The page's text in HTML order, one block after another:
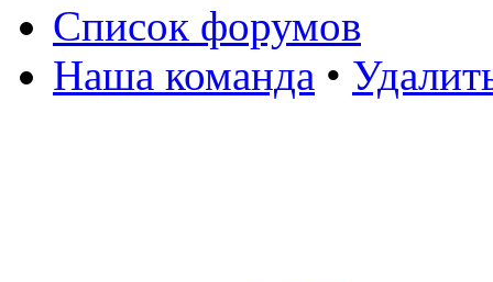
Список форумов
Наша команда •